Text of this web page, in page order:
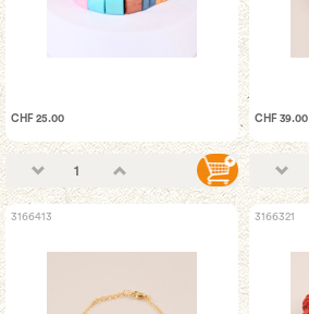
CHF 25.00 CHF 39.00
3166413 3166321